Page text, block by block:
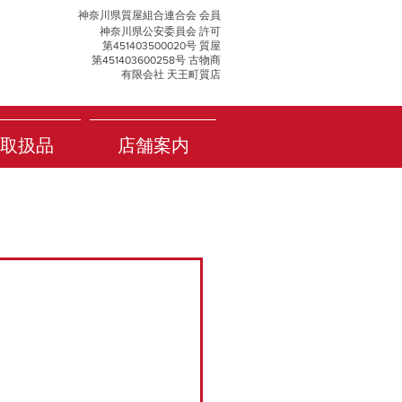
神奈川県質屋組合連合会 会員
神奈川県公安委員会 許可
第451403500020号 質屋
第451403600258号 古物商
有限会社 天王町質店
扱品 店舗案内